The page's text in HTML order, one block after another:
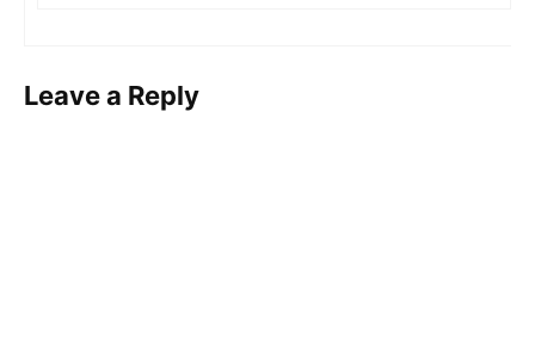
Leave a Reply